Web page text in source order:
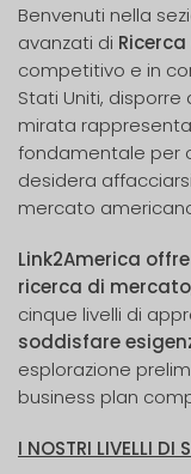
Benvenuti nella
avanzati di
competitivo e in
Stati Uniti, disporre
mirata
fondamentale per
desidera
mercato
Link2America
ricerca di mercato
cinque livelli di
soddisfare
esplorazione
business plan
I NOSTRI LIVELLI DI